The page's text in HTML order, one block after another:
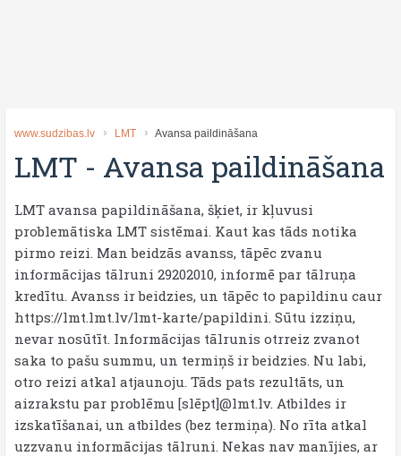
www.sudzibas.lv LMT Avansa paildināšana
LMT - Avansa paildināšana
LMT avansa papildināšana, šķiet, ir kļuvusi
problemātiska LMT sistēmai. Kaut kas tāds notika
pirmo reizi. Man beidzās avanss, tāpēc zvanu
informācijas tālruni 29202010, informē par tālruņa
kredītu. Avanss ir beidzies, un tāpēc to papildinu caur
https://lmt.lmt.lv/lmt-karte/papildini. Sūtu izziņu,
nevar nosūtīt. Informācijas tālrunis otrreiz zvanot
saka to pašu summu, un termiņš ir beidzies. Nu labi,
otro reizi atkal atjaunoju. Tāds pats rezultāts, un
aizrakstu par problēmu [slēpt]@lmt.lv. Atbildes ir
izskatīšanai, un atbildes (bez termiņa). No rīta atkal
uzzvanu informācijas tālruni. Nekas nav manījies, ar